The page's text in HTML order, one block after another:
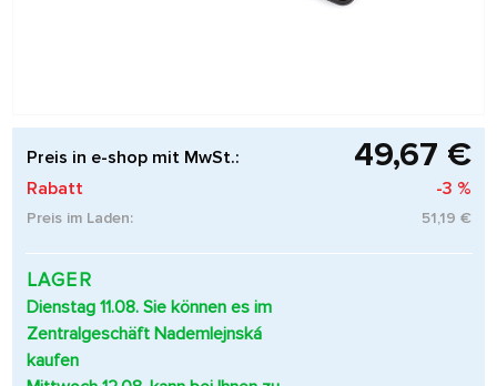
Preis in e-shop mit MwSt.: 49,67 €
Rabatt -3 %
Preis im Laden: 51,19 €
LAGER
Dienstag 11.08. Sie können es im
Zentralgeschäft Nademlejnská
kaufen